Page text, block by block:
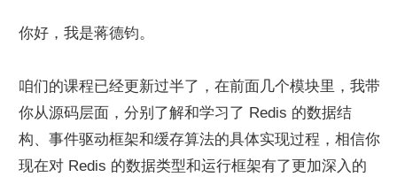
你好，我是蒋德钧。
咱们的课程已经更新过半了，在前面几个模块里，我带
你从源码层面，分别了解和学习了 Redis 的数据结
构、事件驱动框架和缓存算法的具体实现过程，相信你
现在对 Redis 的数据类型和运行框架有了更加深入的